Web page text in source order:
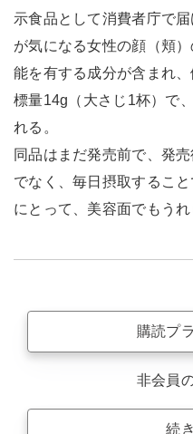
示食品として消費者庁で
が気になる女性の顔（頬
能を有する成分が含まれ
標量14g（大さじ1杯）で
れる。
同品はまだ発売前で、発
でなく、毎日摂取するこ
にとって、美容面でもうれ
購読プ
非会員
続